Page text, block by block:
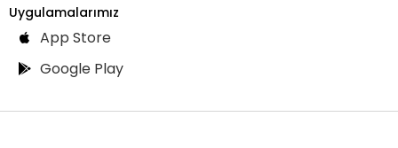
Uygulamalarımız
App Store
Google Play